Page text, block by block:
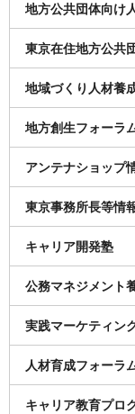
地方公共団体向け
東京在住地方公共
地域づくり人材養
地方創生フォーラ
アンテナショップ
東京事務所長等情
キャリア開発塾
公務マネジメント
実践マーケティン
人材育成フォーラ
キャリア教育プロ